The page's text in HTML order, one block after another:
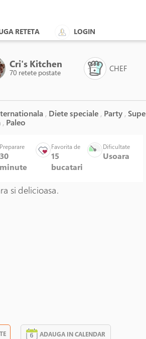
RETETA LOGIN
Cri's Kitchen
70 retete postate CHEF
, Diete speciale , Party , Supe
, Paleo
Preparare
30
minute
Favorita de
15
bucatari
Dificultate
Usoara
si delicioasa.
ADAUGA IN CALENDAR